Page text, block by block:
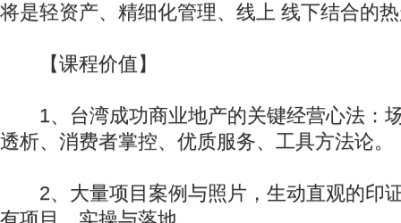
将是轻资产、精细化管理、线上 线下结合的
【课程价值】
1、台湾成功商业地产的关键经营心法：
透析、消费者掌控、优质服务、工具方法论。
2、大量项目案例与照片，生动直观的印